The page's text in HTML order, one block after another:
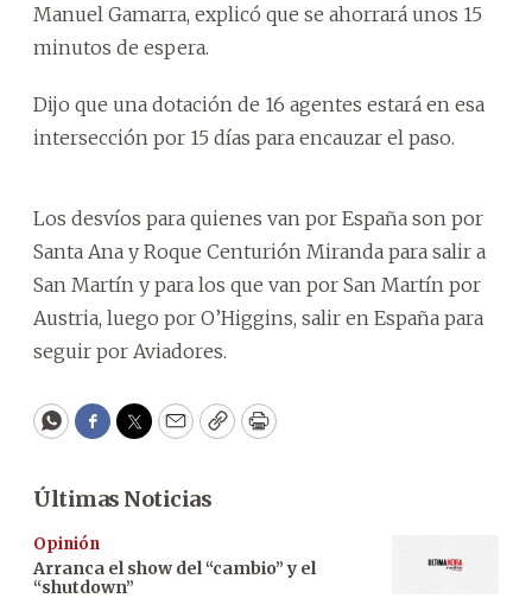
Manuel Gamarra, explicó que se ahorrará unos 15
minutos de espera.
Dijo que una dotación de 16 agentes estará en esa
intersección por 15 días para encauzar el paso.
Los desvíos para quienes van por España son por
Santa Ana y Roque Centurión Miranda para salir a
San Martín y para los que van por San Martín por
Austria, luego por O’Higgins, salir en España para
seguir por Aviadores.
WhatsApp
Facebook
Twitter
EmailCopyPrint
Últimas Noticias
Opinión
Arranca el show del “cambio” y el
“shutdown”